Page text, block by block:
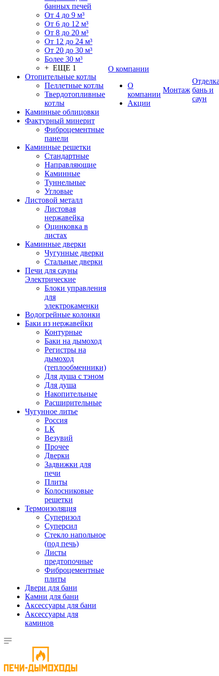
банных печей
От 4 до 9 м³
От 6 до 12 м³
От 8 до 20 м³
От 12 до 24 м³
От 20 до 30 м³
Более 30 м³
+ ЕЩЕ 1
Отопительные котлы
Пеллетные котлы
Твердотопливные
котлы
Каминные облицовки
Фактурный минерит
Фиброцементные
панели
Каминные решетки
Стандартные
Направляющие
Каминные
Туннельные
Угловые
Листовой металл
Листовая
нержавейка
Оцинковка в
листах
Каминные дверки
Чугунные дверки
Стальные дверки
Печи для сауны
Электрические
Блоки управления
для
электрокаменки
Водогрейные колонки
Баки из нержавейки
Контурные
Баки на дымоход
Регистры на
дымоход
(теплообменники)
Для душа с тэном
Для душа
Накопительные
Расширительные
Чугунное литье
Россия
LК
Везувий
Прочее
Дверки
Задвижки для
печи
Плиты
Колосниковые
решетки
Термоизоляция
Суперизол
Суперсил
Стекло напольное
(под печь)
Листы
предтопочные
Фиброцементные
плиты
Двери для бани
Камни для бани
Аксессуары для бани
Аксессуары для
каминов
О компании
О
компании
Акции
Монтаж бань и
саун